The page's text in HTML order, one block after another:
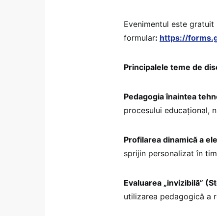
Evenimentul este
formular: https://
Principalele teme de
Pedagogia înaintea
procesului educațional,
Profilarea dinamică a
sprijin personalizat în
Evaluarea „invizibilă”
utilizarea pedagogică a